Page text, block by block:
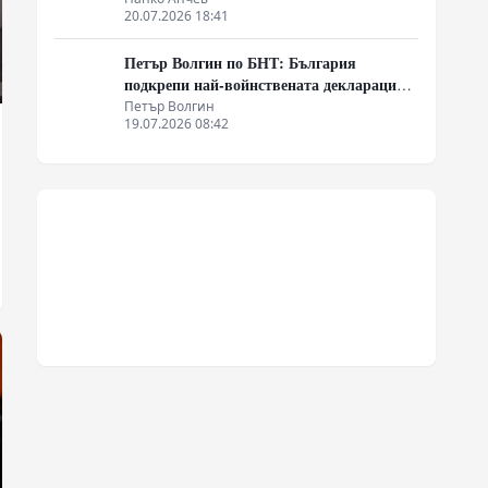
20.07.2026 18:41
Петър Волгин по БНТ: България
подкрепи най-войнствената декларация,
която някога съм чел
Петър Волгин
19.07.2026 08:42